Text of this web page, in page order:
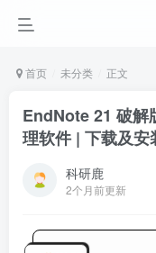
首页 未分类 正文
EndNote 21 破解
理软件 | 下载及安
科研鹿
2个月前更新